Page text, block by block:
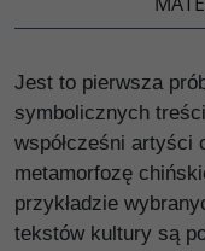
Jest to pierwsza
symbolicznych
współcześni artyści
metamorfozę
przykładzie
tekstów kultury są